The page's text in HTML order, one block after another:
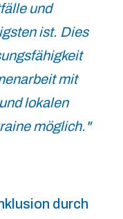
und
ist. Dies
mit
lokalen
möglich."
durch